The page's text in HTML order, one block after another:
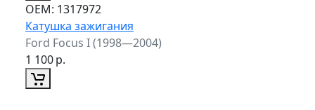
ОЕМ: 1317972
Катушка зажигания
Ford Focus I (1998—2004)
1 100р.